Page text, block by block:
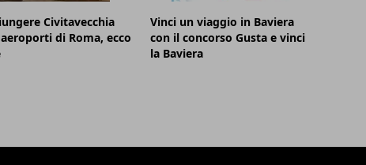
Civitavecchia
di Roma, ecco
Vinci un viaggio in Baviera
con il concorso Gusta e vinci
la Baviera